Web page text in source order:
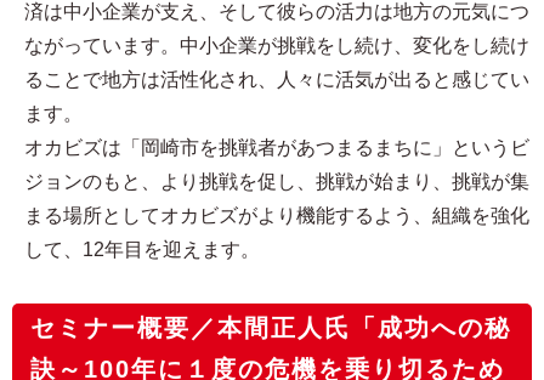
済は中小企業が支え、そして彼らの活力は地方の元気につ
ながっています。中小企業が挑戦をし続け、変化をし続け
ることで地方は活性化され、人々に活気が出ると感じてい
ます。
オカビズは「岡崎市を挑戦者があつまるまちに」というビ
ジョンのもと、より挑戦を促し、挑戦が始まり、挑戦が集
まる場所としてオカビズがより機能するよう、組織を強化
して、12年目を迎えます。
セミナー概要／本間正人氏「成功への秘
訣～100年に１度の危機を乗り切るため